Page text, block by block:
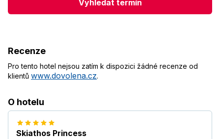
Vyhledat termín
Recenze
Pro tento hotel nejsou zatím k dispozici žádné recenze od
klientů www.dovolena.cz.
O hotelu
Skiathos Princess